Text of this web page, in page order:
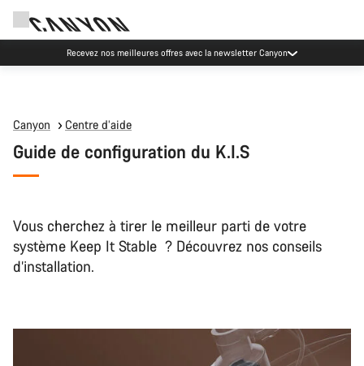
Recevez nos meilleures offres avec la newsletter Canyon
Canyon Centre d’aide
Guide de configuration du K.I.S
Vous cherchez à tirer le meilleur parti de votre
système Keep It Stable ? Découvrez nos conseils
d’installation.